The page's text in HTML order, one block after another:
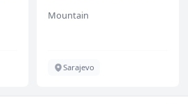
Mountain
Sarajevo